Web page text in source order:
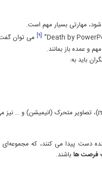
مهارتی بسیار مهم است.
و [۹] می ­توان
و عمده باز بمانند.
باید به:
دست پیدا می کنند، که مجموعه‌ای
هاباشند.